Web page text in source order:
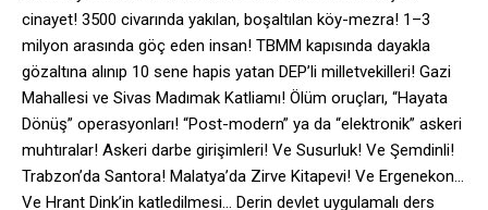
cinayet! 3500 civarında yakılan, boşaltılan köy-mezra! 1–3
milyon arasında göç eden insan! TBMM kapısında dayakla
gözaltına alınıp 10 sene hapis yatan DEP’li milletvekilleri! Gazi
Mahallesi ve Sivas Madımak Katliamı! Ölüm oruçları, “Hayata
Dönüş” operasyonları! “Post-modern” ya da “elektronik” askeri
muhtıralar! Askeri darbe girişimleri! Ve Susurluk! Ve Şemdinli!
Trabzon’da Santora! Malatya’da Zirve Kitapevi! Ve Ergenekon…
Ve Hrant Dink’in katledilmesi… Derin devlet uygulamalı ders